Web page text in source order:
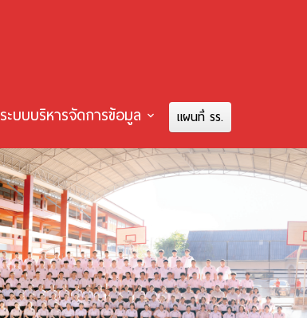
ระบบบริหารจัดการข้อมูล แผนที่ รร.